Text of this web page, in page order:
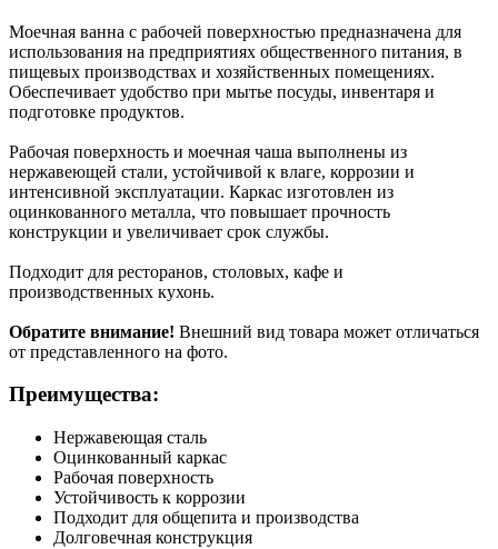
Моечная ванна с рабочей поверхностью предназначена для
использования на предприятиях общественного питания, в
пищевых производствах и хозяйственных помещениях.
Обеспечивает удобство при мытье посуды, инвентаря и
подготовке продуктов.
Рабочая поверхность и моечная чаша выполнены из
нержавеющей стали, устойчивой к влаге, коррозии и
интенсивной эксплуатации. Каркас изготовлен из
оцинкованного металла, что повышает прочность
конструкции и увеличивает срок службы.
Подходит для ресторанов, столовых, кафе и
производственных кухонь.
Обратите внимание! Внешний вид товара может отличаться
от представленного на фото.
Преимущества:
Нержавеющая сталь
Оцинкованный каркас
Рабочая поверхность
Устойчивость к коррозии
Подходит для общепита и производства
Долговечная конструкция